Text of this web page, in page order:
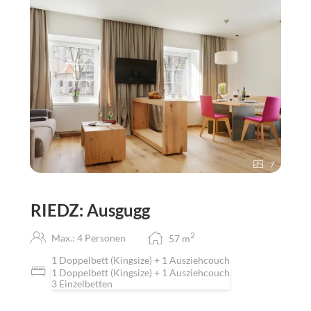
7
RIEDZ: Ausgugg
Max.: 4 Personen 57 m2
1 Doppelbett (Kingsize) + 1 Ausziehcouch
1 Doppelbett (Kingsize) + 1 Ausziehcouch
3 Einzelbetten